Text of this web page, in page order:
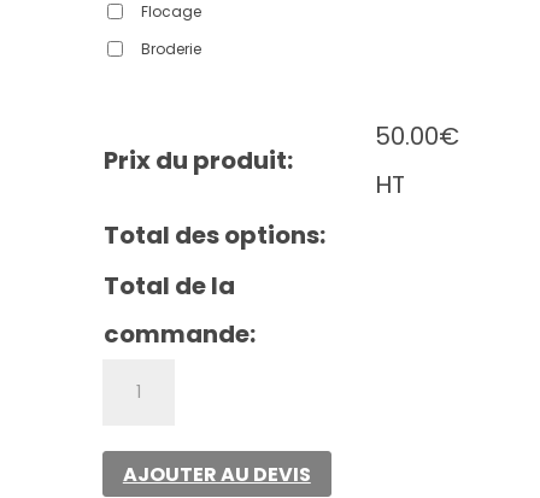
Flocage
Broderie
Prix du produit:
50.00€
HT
Total des options:
Total de la
commande:
weather
parka
AJOUTER AU DEVIS